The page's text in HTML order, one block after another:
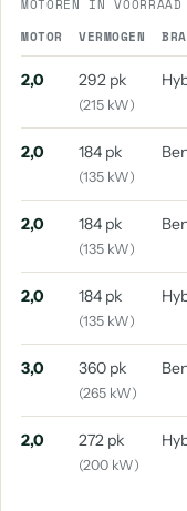
MOTOREN IN VOORRAAD
MOTOR
VERMOGEN
2,0 292 pk
(215 kW)
2,0 184 pk
(135 kW)
2,0 184 pk
(135 kW)
2,0 184 pk
(135 kW)
3,0 360 pk
(265 kW)
2,0 272 pk
(200 kW)